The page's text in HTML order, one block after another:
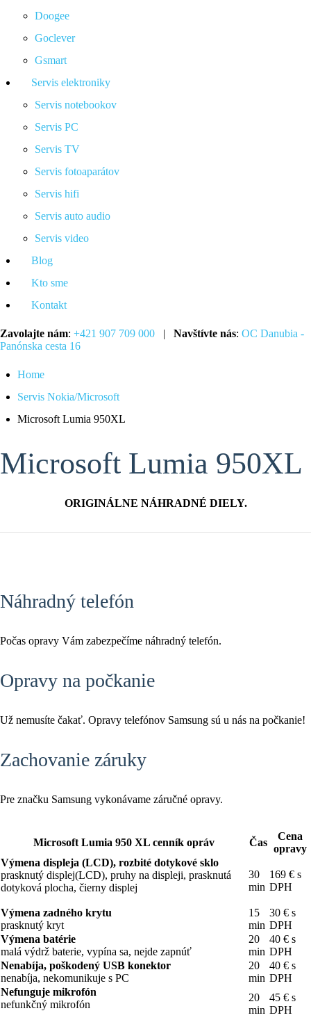
Doogee
Goclever
Gsmart
Servis elektroniky
Servis notebookov
Servis PC
Servis TV
Servis fotoaparátov
Servis hifi
Servis auto audio
Servis video
Blog
Kto sme
Kontakt
Zavolajte nám: +421 907 709 000 | Navštívte nás: OC Danubia -
Panónska cesta 16
Home
Servis Nokia/Microsoft
Microsoft Lumia 950XL
Microsoft Lumia 950XL
ORIGINÁLNE NÁHRADNÉ DIELY.
Náhradný telefón
Počas opravy Vám zabezpečíme náhradný telefón.
Opravy na počkanie
Už nemusíte čakať. Opravy telefónov Samsung sú u nás na počkanie!
Zachovanie záruky
Pre značku Samsung vykonávame záručné opravy.
Microsoft Lumia 950 XL cenník opráv Čas
Cena
opravy
Výmena displeja (LCD), rozbité dotykové sklo
prasknutý displej(LCD), pruhy na displeji, prasknutá
dotyková plocha, čierny displej
30
min
169 € s
DPH
Výmena zadného krytu
prasknutý kryt
15
min
30 € s
DPH
Výmena batérie
malá výdrž baterie, vypína sa, nejde zapnúť
20
min
40 € s
DPH
Nenabíja, poškodený USB konektor
nenabíja, nekomunikuje s PC
20
min
40 € s
DPH
Nefunguje mikrofón
nefunkčný mikrofón
20
min
45 € s
DPH